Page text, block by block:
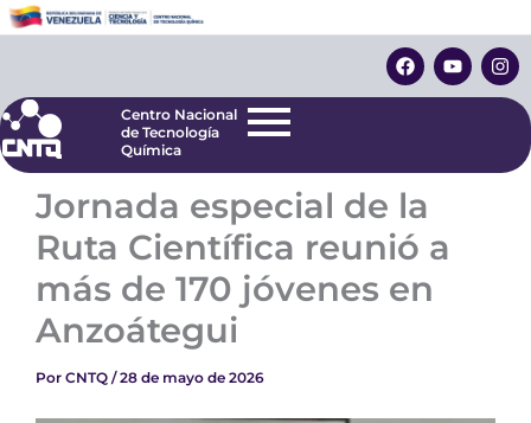
al
F
a
c
o
k
Y
o
u
e
I
n
s
r
Centro Nacional
de Tecnología
Centro Nacional
de Tecnología
Química
Jornada especial de la
Ruta Científica reunió a
más de 170 jóvenes en
Anzoátegui
Por CNTQ /28 de mayo de 2026